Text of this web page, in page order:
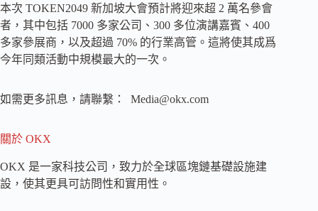
本次 TOKEN2049 新加坡大會預計將迎來超 2 萬名參會
者，其中包括 7000 多家公司、300 多位演講嘉賓、400
多家參展商，以及超過 70% 的行業高管。這將使其成爲
今年同類活動中規模最大的一次。
如需更多訊息，請聯繫： Media@okx.com
關於 OKX
OKX 是一家科技公司，致力於全球區塊鏈基礎設施建
設，使其更具可訪問性和實用性。